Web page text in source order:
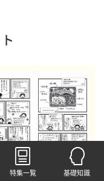
特集一覧 基礎知識